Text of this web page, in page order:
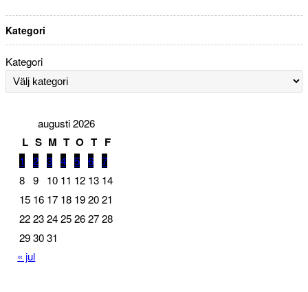
Kategori
Kategori
augusti 2026
L S M T O T F
1 2 3 4 5 6 7
8 9 10 11 12 13 14
15 16 17 18 19 20 21
22 23 24 25 26 27 28
29 30 31
« jul